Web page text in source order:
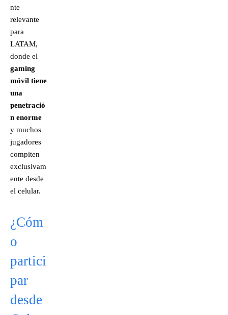
nte
relevante
para
LATAM,
donde el
gaming
móvil tiene
una
penetració
n enorme
y muchos
jugadores
compiten
exclusivam
ente desde
el celular.
¿Cóm
o
partici
par
desde